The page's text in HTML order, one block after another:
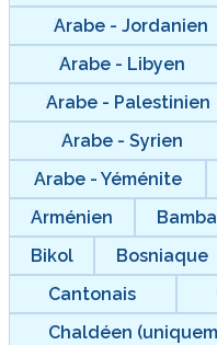
Arabe - Jordanien
Arabe - Libyen
Arabe - Palestinien
Arabe - Syrien
Arabe - Yéménite
Arménien
Bikol
Bosniaque
Cantonais
Chaldéen